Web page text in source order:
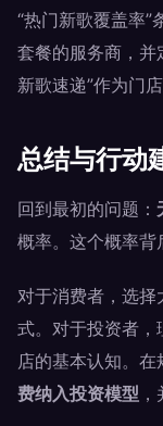
“热门新歌覆盖率”
套餐的服务商，并
新歌速递”作为门
总结与行动
回到最初的问题：
概率。这个概率背
对于消费者，选
式。对于投资者
店的基本认知。
费纳入投资模型